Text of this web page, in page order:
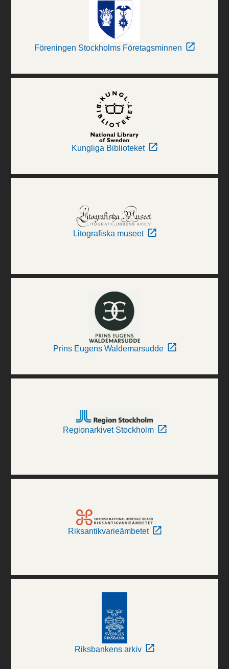
Föreningen Stockholms Företagsminnen
Kungliga Biblioteket
Litografiska museet
Prins Eugens Waldemarsudde
Regionarkivet Stockholm
Riksantikvarieämbetet
Riksbankens arkiv